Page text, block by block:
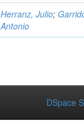
Herranz, Julio;
Antonio
DSpace